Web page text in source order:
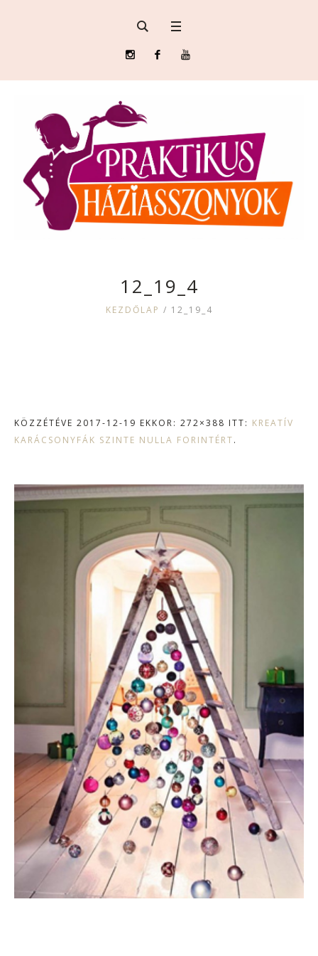
12_19_4
KEZDŐLAP / 12_19_4
KÖZZÉTÉVE 2017-12-19 EKKOR: 272×388 ITT: KREATÍV
KARÁCSONYFÁK SZINTE NULLA FORINTÉRT.